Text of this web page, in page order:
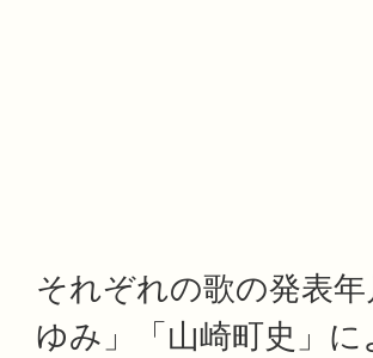
それぞれの歌の発表
ゆみ」「山崎町史」